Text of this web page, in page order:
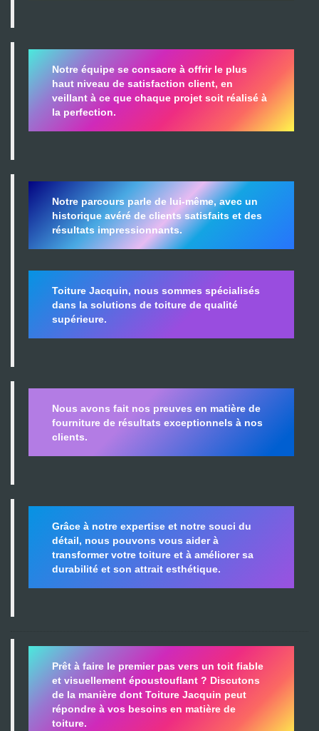
Notre équipe se consacre à offrir le plus
haut niveau de satisfaction client, en
veillant à ce que chaque projet soit réalisé à
la perfection.
Notre parcours parle de lui-même, avec un
historique avéré de clients satisfaits et des
résultats impressionnants.
Toiture Jacquin, nous sommes spécialisés
dans la solutions de toiture de qualité
supérieure.
Nous avons fait nos preuves en matière de
fourniture de résultats exceptionnels à nos
clients.
Grâce à notre expertise et notre souci du
détail, nous pouvons vous aider à
transformer votre toiture et à améliorer sa
durabilité et son attrait esthétique.
Prêt à faire le premier pas vers un toit fiable
et visuellement époustouflant ? Discutons
de la manière dont Toiture Jacquin peut
répondre à vos besoins en matière de
toiture.